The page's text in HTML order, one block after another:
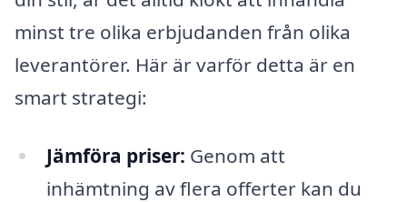
minst tre olika erbjudanden från olika
leverantörer. Här är varför detta är en
smart strategi:
Jämföra priser: Genom att
inhämtning av flera offerter kan du